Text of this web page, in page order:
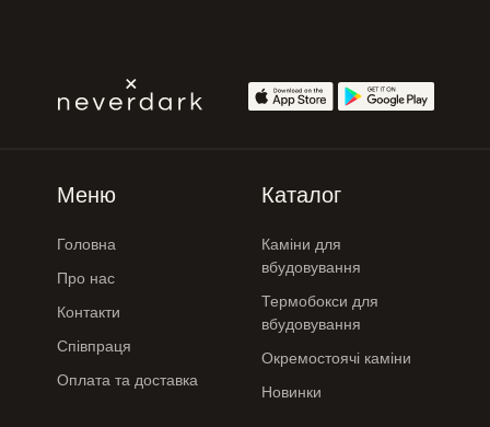
Меню
Головна
Про нас
Контакти
Співпраця
Оплата та доставка
Каталог
Каміни для
вбудовування
Термобокси для
вбудовування
Окремостоячі каміни
Новинки